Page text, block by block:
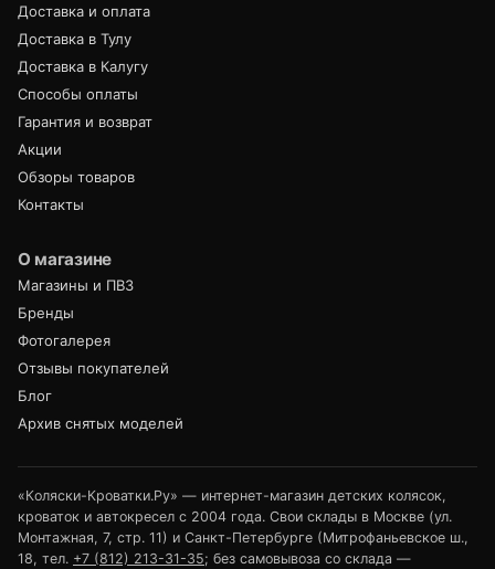
Доставка и оплата
Доставка в Тулу
Доставка в Калугу
Способы оплаты
Гарантия и возврат
Акции
Обзоры товаров
Контакты
О магазине
Магазины и ПВЗ
Бренды
Фотогалерея
Отзывы покупателей
Блог
Архив снятых моделей
«Коляски-Кроватки.Ру» — интернет-магазин детских колясок,
кроваток и автокресел с 2004 года. Свои склады в Москве (ул.
Монтажная, 7, стр. 11) и Санкт-Петербурге (Митрофаньевское ш.,
18, тел. +7 (812) 213-31-35; без самовывоза со склада —